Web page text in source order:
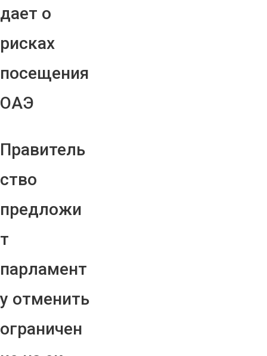
дает о
рисках
посещения
ОАЭ
Правитель
ство
предложи
т
парламент
у отменить
ограничен